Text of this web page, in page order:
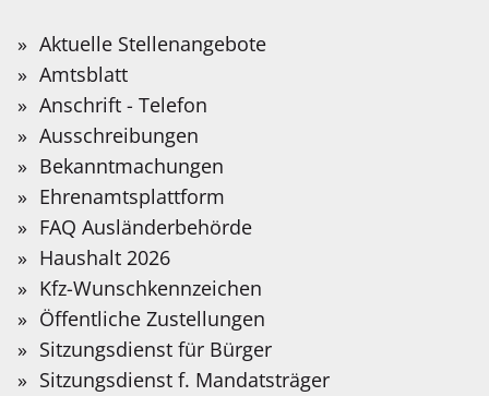
Kindernotruf | Jugendnotruf
| Kinderschutz |
Kindeswohlgefährdung
Beratung und Schutz - Der Draht
zum Jugendamt des Kreises
Coesfeld: 02541/18-5170
Sollten Ihnen Anhaltspunkte für eine akute
Gefährdung eines Kindesim Kreis Coesfeld
Gebärdensprache
Auf der folgenden Seite stellen wir Informationen
in Deutscher Gebärdensprache bereit, die mit
Hilfe Künstlicher Intelligenz übersetzt wurden.
Gebärdensprache
info@kreis-coesfeld.de
Kontaktformular
Suche
Wonach
suchen
Sie?
Bitte
Suchbegriff
eingeben.
Aktuelle Stellenangebote
Amtsblatt
Anschrift - Telefon
Ausschreibungen
Bekanntmachungen
Ehrenamtsplattform
FAQ Ausländerbehörde
Haushalt 2026
Kfz-Wunschkennzeichen
Öffentliche Zustellungen
Sitzungsdienst für Bürger
Sitzungsdienst f. Mandatsträger